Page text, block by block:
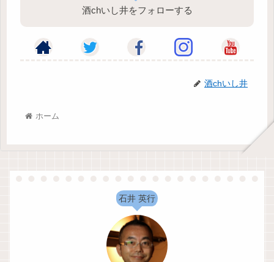
酒chいし井をフォローする
酒chいし井
ホーム
石井 英行